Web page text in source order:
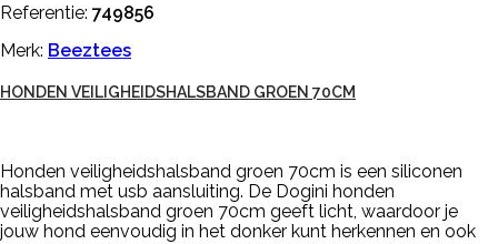
Referentie: 749856
Merk: Beeztees
HONDEN VEILIGHEIDSHALSBAND GROEN 70CM
Honden veiligheidshalsband groen 70cm is een siliconen
halsband met usb aansluiting. De Dogini honden
veiligheidshalsband groen 70cm geeft licht, waardoor je
jouw hond eenvoudig in het donker kunt herkennen en ook